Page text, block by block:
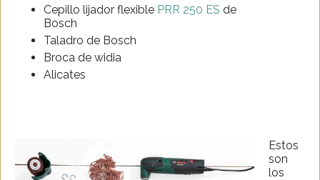
Cepillo lijador flexible PRR 250 ES de
Bosch
Taladro de Bosch
Broca de widia
Alicates
Estos
son
los